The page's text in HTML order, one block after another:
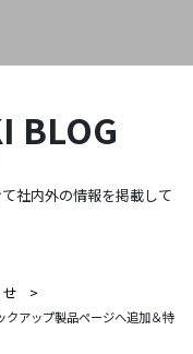
BLOG
社内外の情報を掲載して
アップ製品ページへ追加＆特